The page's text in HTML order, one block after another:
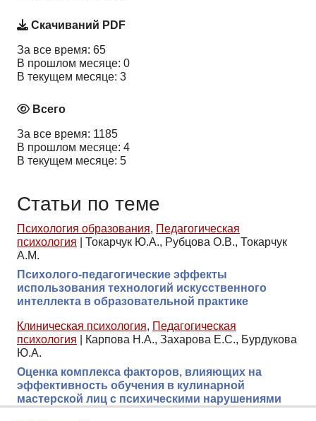
Скачиваний PDF
За все время: 65
В прошлом месяце: 0
В текущем месяце: 3
Всего
За все время: 1185
В прошлом месяце: 4
В текущем месяце: 5
Статьи по теме
Психология образования, Педагогическая
психология
Токарчук Ю.А., Рубцова О.В., Токарчук
А.М.
Психолого-педагогические эффекты
использования технологий искусственного
интеллекта в образовательной практике
Клиническая психология, Педагогическая
психология
Карпова Н.А., Захарова Е.С., Бурдукова
Ю.А.
Оценка комплекса факторов, влияющих на
эффективность обучения в кулинарной
мастерской лиц с психическими нарушениями